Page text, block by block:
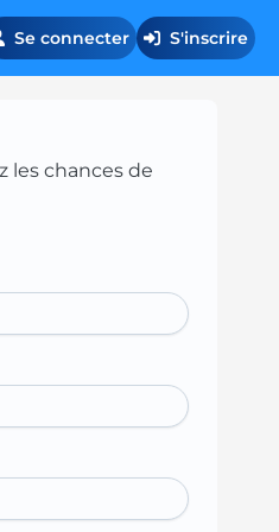
Se connecter S'inscrire
les chances de